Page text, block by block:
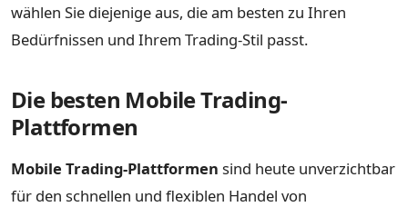
wählen Sie diejenige aus, die am besten zu Ihren
Bedürfnissen und Ihrem Trading-Stil passt.
Die besten Mobile Trading-
Plattformen
Mobile Trading-Plattformen sind heute unverzichtbar
für den schnellen und flexiblen Handel von